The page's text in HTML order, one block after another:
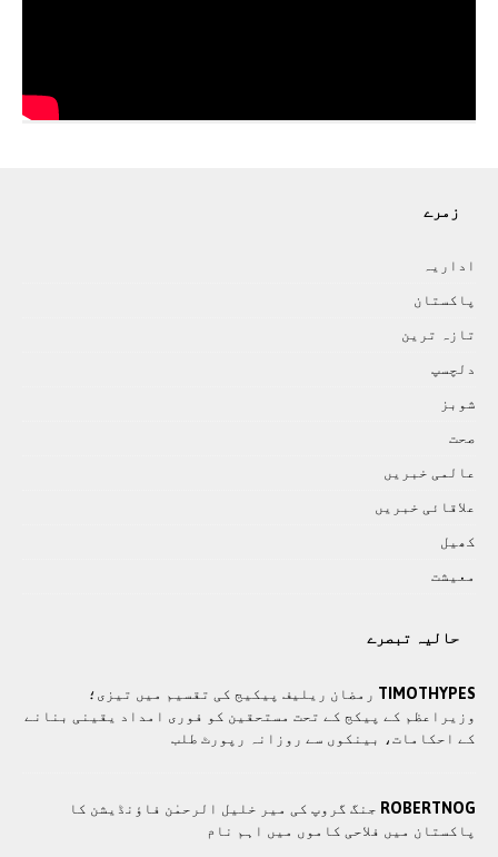
زمرے
اداريہ
پاکستان
تازہ ترين
دلچسپ
شوبز
صحت
عالمی خبريں
علاقائی خبريں
کھيل
معيشت
حالیہ تبصرے
TIMOTHYPES رمضان ریلیف پیکیج کی تقسیم میں تیزی؛
وزیراعظم کے پیکج کے تحت مستحقین کو فوری امداد یقینی بنانے
کے احکامات، بینکوں سے روزانہ رپورٹ طلب
ROBERTNOG جنگ گروپ کی میر خلیل الرحمٰن فاؤنڈیشن کا
پاکستان میں فلاحی کاموں ميں اہم نام